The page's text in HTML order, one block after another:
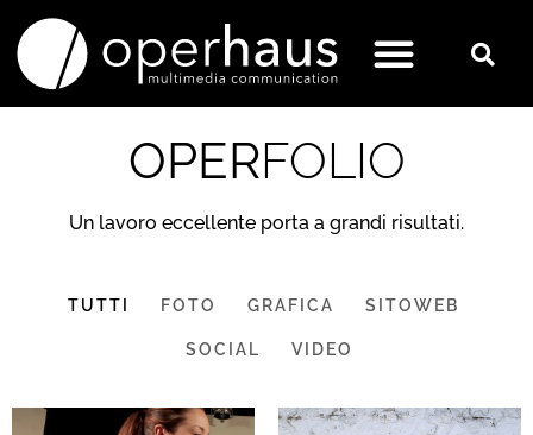
OPERFOLIO
Un lavoro eccellente porta a grandi risultati.
TUTTI FOTO GRAFICA SITOWEB
SOCIAL VIDEO